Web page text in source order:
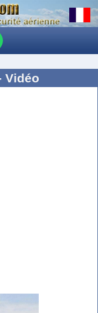
Vidéo